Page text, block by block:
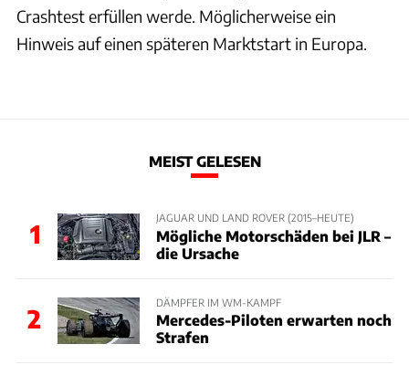
Crashtest erfüllen werde. Möglicherweise ein
Hinweis auf einen späteren Marktstart in Europa.
MEIST GELESEN
1
JAGUAR UND LAND ROVER (2015–HEUTE)
Mögliche Motorschäden bei JLR –
die Ursache
2
DÄMPFER IM WM-KAMPF
Mercedes-Piloten erwarten noch
Strafen